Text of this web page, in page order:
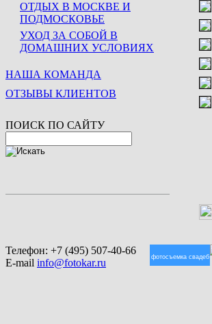
ОТДЫХ В МОСКВЕ И
ПОДМОСКОВЬЕ
УХОД ЗА СОБОЙ В
ДОМАШНИХ УСЛОВИЯХ
НАША КОМАНДА
ОТЗЫВЫ КЛИЕНТОВ
ПОИСК ПО САЙТУ
Телефон: +7 (495) 507-40-66
E-mail info@fotokar.ru фотосъемка свадеб